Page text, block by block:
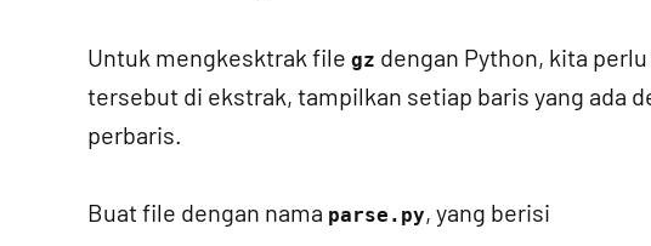
Untuk mengkesktrak file gz dengan Python, kita
tersebut di ekstrak, tampilkan setiap baris yang ada
perbaris.
Buat file dengan nama parse.py, yang berisi